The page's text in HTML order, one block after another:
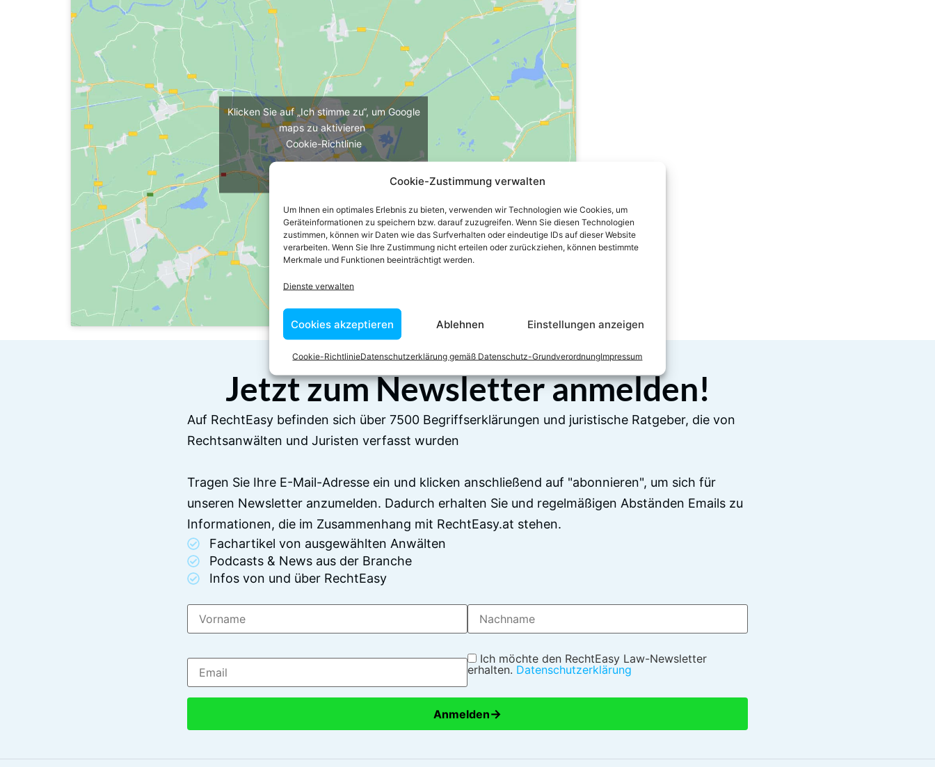
Cookie-Zustimmung verwalten
Um Ihnen ein optimales Erlebnis zu bieten, verwenden wir Technologien wie Cookies, um
Geräteinformationen zu speichern bzw. darauf zuzugreifen. Wenn Sie diesen Technologien
zustimmen, können wir Daten wie das Surfverhalten oder eindeutige IDs auf dieser Website
verarbeiten. Wenn Sie Ihre Zustimmung nicht erteilen oder zurückziehen, können bestimmte
Merkmale und Funktionen beeinträchtigt werden.
Dienste verwalten
Cookies akzeptieren Ablehnen Einstellungen anzeigen
Cookie-RichtlinieDatenschutzerklärung gemäß Datenschutz-GrundverordnungImpressum
Klicken Sie auf „Ich stimme zu“, um Google
maps zu aktivieren
Cookie-Richtlinie
Jetzt zum Newsletter anmelden!
Auf RechtEasy befinden sich über 7500 Begriffserklärungen und juristische Ratgeber, die von
Rechtsanwälten und Juristen verfasst wurden
Tragen Sie Ihre E-Mail-Adresse ein und klicken anschließend auf "abonnieren", um sich für
unseren Newsletter anzumelden. Dadurch erhalten Sie und regelmäßigen Abständen Emails zu
Informationen, die im Zusammenhang mit RechtEasy.at stehen.
Fachartikel von ausgewählten Anwälten
Podcasts & News aus der Branche
Infos von und über RechtEasy
Ich möchte den RechtEasy Law-Newsletter
erhalten. Datenschutzerklärung
Anmelden→